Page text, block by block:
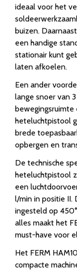
ideaal voor het
buizen.
een handige
stationair kunt
laten afkoelen.
Een ander
lange snoer van
bewegingsruimte
heteluchtpistool
brede
opbergen en
De technische
heteluchtpistool
een
l/min in positie II.
ingesteld op
alles maakt het
must-have voor
Het FERM
compacte